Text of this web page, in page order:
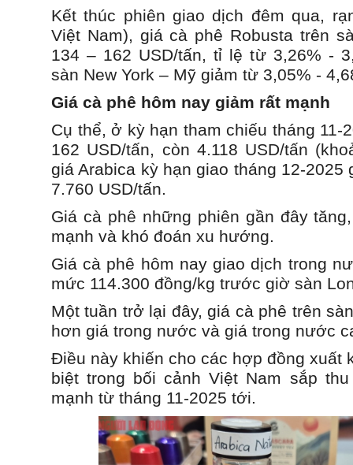
Kết thúc phiên giao dịch đêm qua,
Việt Nam), giá cà phê Robusta trên
134 – 162 USD/tấn, tỉ lệ từ 3,26% -
sàn New York – Mỹ giảm từ 3,05% -
Giá cà phê hôm nay giảm rất mạnh
Cụ thể, ở kỳ hạn tham chiếu tháng 11-
162 USD/tấn, còn 4.118 USD/tấn
giá Arabica kỳ hạn giao tháng 12-2025
7.760 USD/tấn.
Giá cà phê những phiên gần đây
mạnh và khó đoán xu hướng.
Giá cà phê hôm nay giao dịch trong
mức 114.300 đồng/kg trước giờ sàn
Một tuần trở lại đây, giá cà phê trên
hơn giá trong nước và giá trong nước
Điều này khiến cho các hợp đồng xuất
biệt trong bối cảnh Việt Nam sắp
mạnh từ tháng 11-2025 tới.